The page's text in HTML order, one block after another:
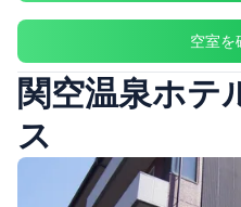
空室を
関空温泉ホテ
ス